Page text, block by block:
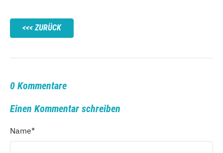
ZURÜCK
0 Kommentare
Einen Kommentar schreiben
Name*